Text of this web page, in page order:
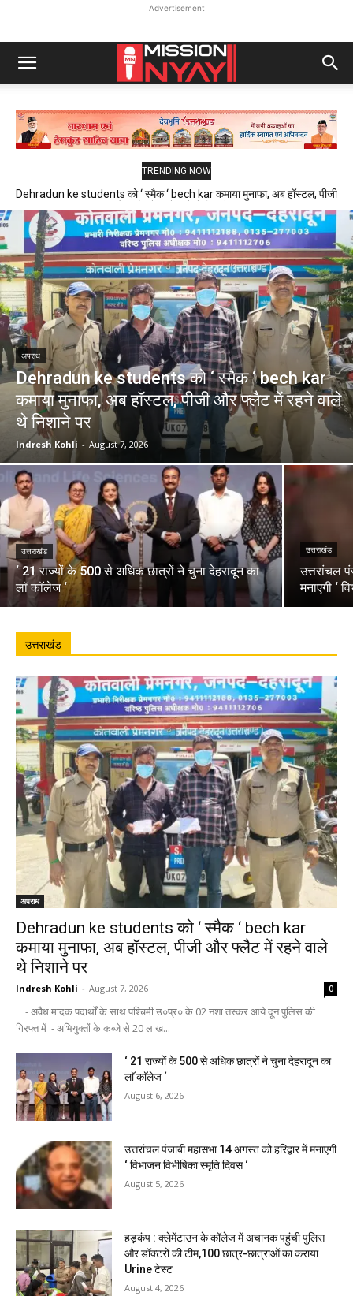
Advertisement
TRENDING NOW
Dehradun ke students को ‘ स्मैक ‘ bech kar कमाया मुनाफा, अब हॉस्टल, पीजी
अपराध
Dehradun ke students को ‘ स्मैक ‘ bech kar
कमाया मुनाफा, अब हॉस्टल, पीजी और फ्लैट में रहने वाले
थे निशाने पर
Indresh Kohli - August 7, 2026
उत्तराखंड
‘ 21 राज्यों के 500 से अधिक छात्रों ने चुना देहरादून का
लाॅ काॅलेज ‘
उत्तराखंड
उत्तरांचल
मनाएगी ‘
उत्तराखंड
अपराध
Dehradun ke students को ‘ स्मैक ‘ bech kar
कमाया मुनाफा, अब हॉस्टल, पीजी और फ्लैट में रहने वाले
थे निशाने पर
Indresh Kohli - August 7, 2026 0
- अवैध मादक पदार्थों के साथ पश्चिमी उ०प्र० के 02 नशा तस्कर आये दून पुलिस की
गिरफ्त में - अभियुक्तों के कब्जे से 20 लाख...
‘ 21 राज्यों के 500 से अधिक छात्रों ने चुना देहरादून का
लाॅ काॅलेज ‘
August 6, 2026
उत्तरांचल पंजाबी महासभा 14 अगस्त को हरिद्वार में मनाएगी
‘ विभाजन विभीषिका स्मृति दिवस ‘
August 5, 2026
हड़कंप : क्लेमेंटाउन के कॉलेज में अचानक पहुंची पुलिस
और डॉक्टरों की टीम,100 छात्र-छात्राओं का कराया
Urine टेस्ट
August 4, 2026